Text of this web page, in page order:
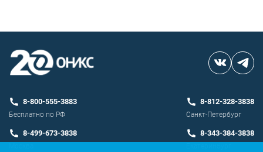
8-800-555-3883
Бесплатно по РФ
8-812-328-3838
Санкт-Петербург
8-499-673-3838 8-343-384-3838